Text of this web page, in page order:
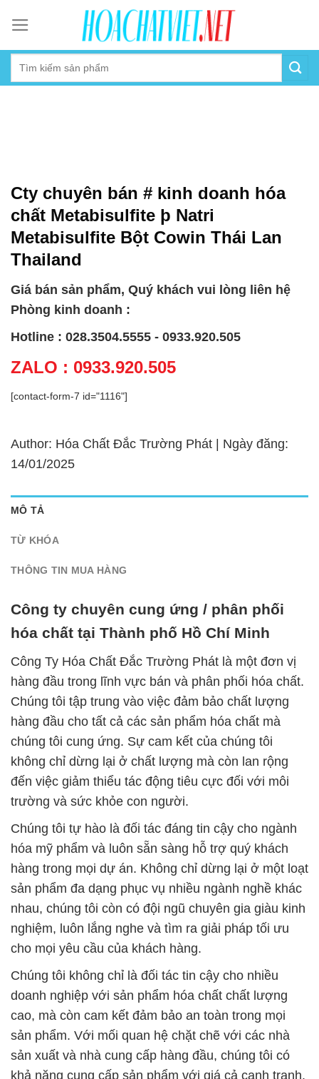
content
Cty chuyên bán # kinh doanh hóa
chất Metabisulfite þ Natri
Metabisulfite Bột Cowin Thái Lan
Thailand
Giá bán sản phẩm, Quý khách vui lòng liên hệ
Phòng kinh doanh :
Hotline : 028.3504.5555 - 0933.920.505
ZALO : 0933.920.505
[contact-form-7 id="1116"]
Author: Hóa Chất Đắc Trường Phát | Ngày đăng:
14/01/2025
MÔ TẢ
TỪ KHÓA
THÔNG TIN MUA HÀNG
Công ty chuyên cung ứng / phân phối
hóa chất tại Thành phố Hồ Chí Minh
Công Ty Hóa Chất Đắc Trường Phát là một đơn vị
hàng đầu trong lĩnh vực bán và phân phối hóa chất.
Chúng tôi tập trung vào việc đảm bảo chất lượng
hàng đầu cho tất cả các sản phẩm hóa chất mà
chúng tôi cung ứng. Sự cam kết của chúng tôi
không chỉ dừng lại ở chất lượng mà còn lan rộng
đến việc giảm thiểu tác động tiêu cực đối với môi
trường và sức khỏe con người.
Chúng tôi tự hào là đối tác đáng tin cậy cho ngành
hóa mỹ phẩm và luôn sẵn sàng hỗ trợ quý khách
hàng trong mọi dự án. Không chỉ dừng lại ở một loạt
sản phẩm đa dạng phục vụ nhiều ngành nghề khác
nhau, chúng tôi còn có đội ngũ chuyên gia giàu kinh
nghiệm, luôn lắng nghe và tìm ra giải pháp tối ưu
cho mọi yêu cầu của khách hàng.
Chúng tôi không chỉ là đối tác tin cậy cho nhiều
doanh nghiệp với sản phẩm hóa chất chất lượng
cao, mà còn cam kết đảm bảo an toàn trong mọi
sản phẩm. Với mối quan hệ chặt chẽ với các nhà
sản xuất và nhà cung cấp hàng đầu, chúng tôi có
khả năng cung cấp sản phẩm với giá cả cạnh tranh.